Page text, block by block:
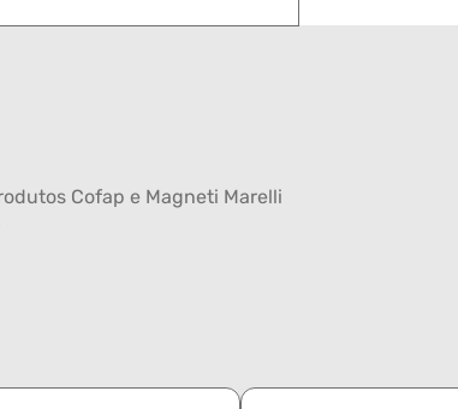
Cofap e Magneti Marelli